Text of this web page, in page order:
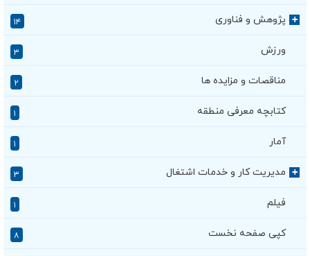
+ پژوهش و فناوری ۱۴
ورزش ۳
مناقصات و مزایده ها ۲
کتابچه معرفی منطقه
آمار
+ مدیریت کار و خدمات اشتغال ۳
فیلم
کپی صفحه نخست ۸